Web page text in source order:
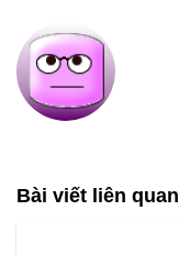
Bài viết liên quan